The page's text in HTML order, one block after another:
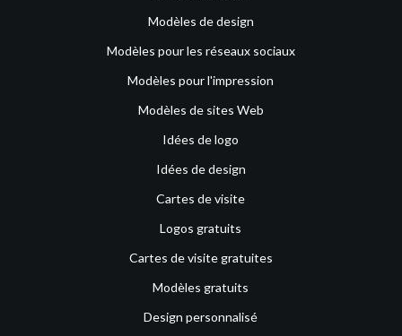
Modèles de design
Modèles pour les réseaux sociaux
Modèles pour l'impression
Modèles de sites Web
Idées de logo
Idées de design
Cartes de visite
Logos gratuits
Cartes de visite gratuites
Modèles gratuits
Design personnalisé